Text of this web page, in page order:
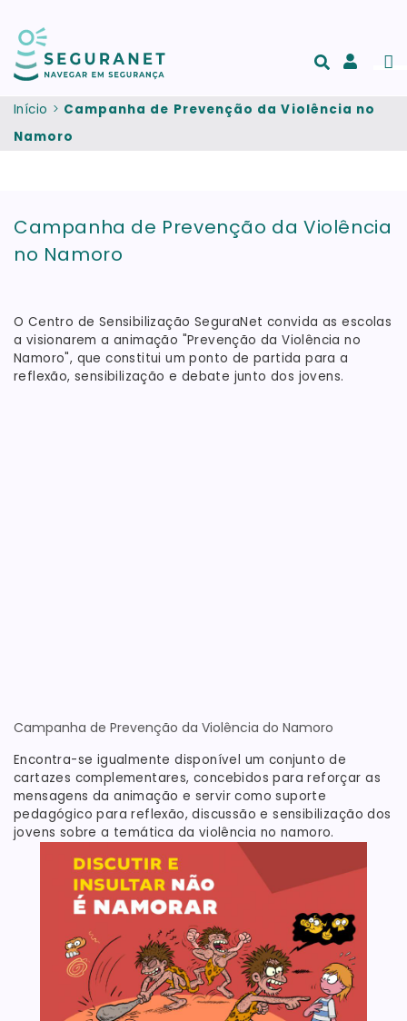
e
Início
Campanha de Prevenção da Violência no
Namoro
Campanha de Prevenção da Violência
no Namoro
O Centro de Sensibilização SeguraNet convida as escolas
a visionarem a animação "Prevenção da Violência no
Namoro", que constitui um ponto de partida para a
reflexão, sensibilização e debate junto dos jovens.
Campanha de Prevenção da Violência do Namoro
Encontra-se igualmente disponível um conjunto de
cartazes complementares, concebidos para reforçar as
mensagens da animação e servir como suporte
pedagógico para reflexão, discussão e sensibilização dos
jovens sobre a temática da violência no namoro.